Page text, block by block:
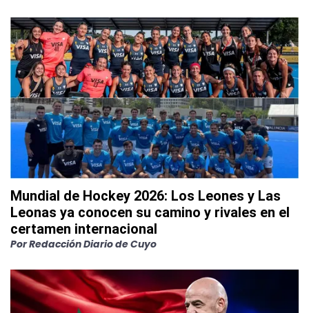
Mundial de Hockey 2026: Los Leones y Las
Leonas ya conocen su camino y rivales en el
certamen internacional
PorRedacción Diario de Cuyo